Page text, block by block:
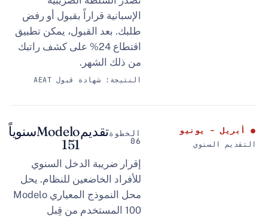
الإسبانية قراراً بقبول أو رفض
طلبك. بعد القبول، يمكن تطبيق
اقتطاع 24% على كشف راتبك
من ذلك الشهر.
النتيجة: شهادة قبول AEAT
يونيو الخطوة تقديمModelo
151
سنوياً
إقرار ضريبة الدخل السنوي
للأفراد الخاضعين للنظام. يحل
محل النموذج المعياريModelo
المستخدم من قِبل